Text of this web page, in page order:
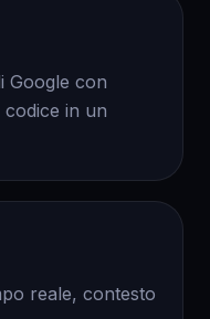
Google con
codice in un
reale, contesto